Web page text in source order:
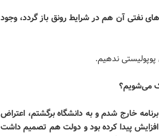
نفتی آن هم در شرایط رونق باز گردد، وجود
ندهیم.
می‌شویم؟
خارج شدم و به دانشگاه برگشتم، اعتراض
پیدا کرده بود و دولت هم تصمیم داشت